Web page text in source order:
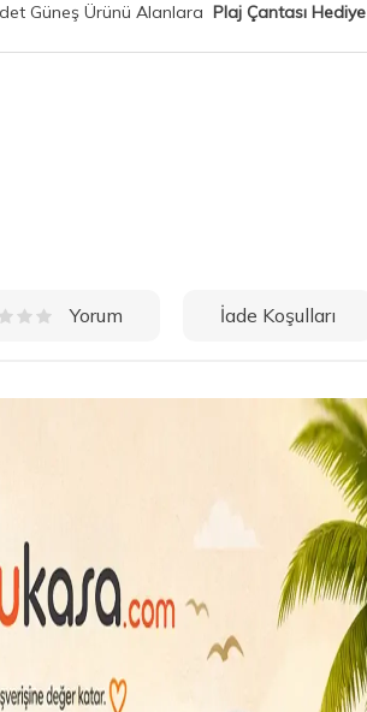
Güneş Ürünü Alanlara Plaj Çantası Hediye
Yorum İade Koşulları